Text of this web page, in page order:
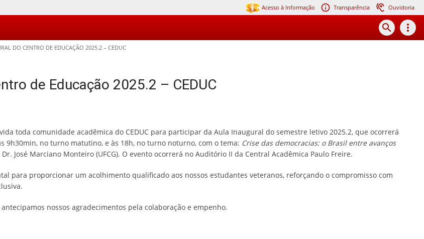
Acesso à Informação Transparência Ouvidoria
search more_vert
DO CENTRO DE EDUCAÇÃO 2025.2 – CEDUC
de Educação 2025.2 – CEDUC
toda comunidade acadêmica do CEDUC para participar da Aula Inaugural do semestre letivo 2025.2, que ocorrerá
9h30min, no turno matutino, e às 18h, no turno noturno, com o tema: Crise das democracias: o Brasil entre avanços
José Marciano Monteiro (UFCG). O evento ocorrerá no Auditório II da Central Acadêmica Paulo Freire.
para proporcionar um acolhimento qualificado aos nossos estudantes veteranos, reforçando o compromisso com
nossos agradecimentos pela colaboração e empenho.